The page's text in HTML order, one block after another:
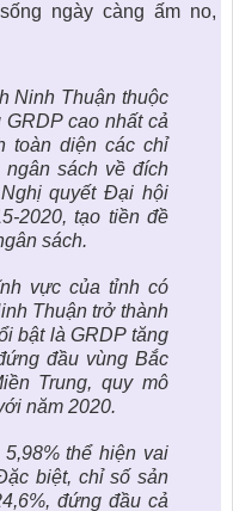
ngày càng ấm no,
Ninh Thuận thuộc
cao nhất cả
toàn diện các chỉ
sách về đích
quyết Đại hội
2020, tạo tiền đề
sách.
vực của tỉnh có
Thuận trở thành
bật là GRDP tăng
đầu vùng Bắc
Trung, quy mô
năm 2020.
thể hiện vai
biệt, chỉ số sản
đứng đầu cả